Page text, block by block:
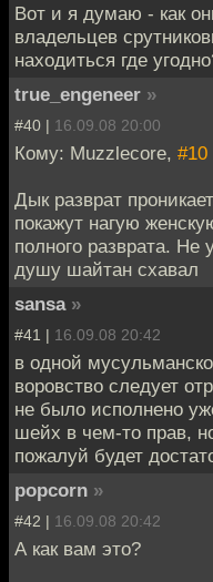
Вот и я думаю - как
владельцев
находиться где
true_engeneer »
#40 | 16.09.08 20:00
Кому: Muzzlecore, #10
Дык разврат
покажут нагую
полного разврата.
душу шайтан схавал
sansa »
#41 | 16.09.08 20:42
в одной
воровство следует
не было исполнено
шейх в чем-то прав,
пожалуй будет
popcorn »
#42 | 16.09.08 20:42
А как вам это?